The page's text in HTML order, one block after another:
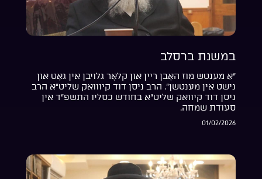
במשנת ברסלב
“אַ מענטש מוז האָבן ריין און קלאָר גלויבן אין גאָט און
נישט אין מענטשן”. הרב ניסן דוד קיווואק שליט”א הרב
ניסן דוד קיוואק שליט”א בחודש כסליו התשפ”ד אין
סעודת שמחה.
01/02/2026